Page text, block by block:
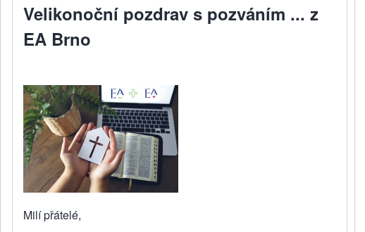
Velikonoční pozdrav s pozváním ... z
EA Brno
Milí přátelé,